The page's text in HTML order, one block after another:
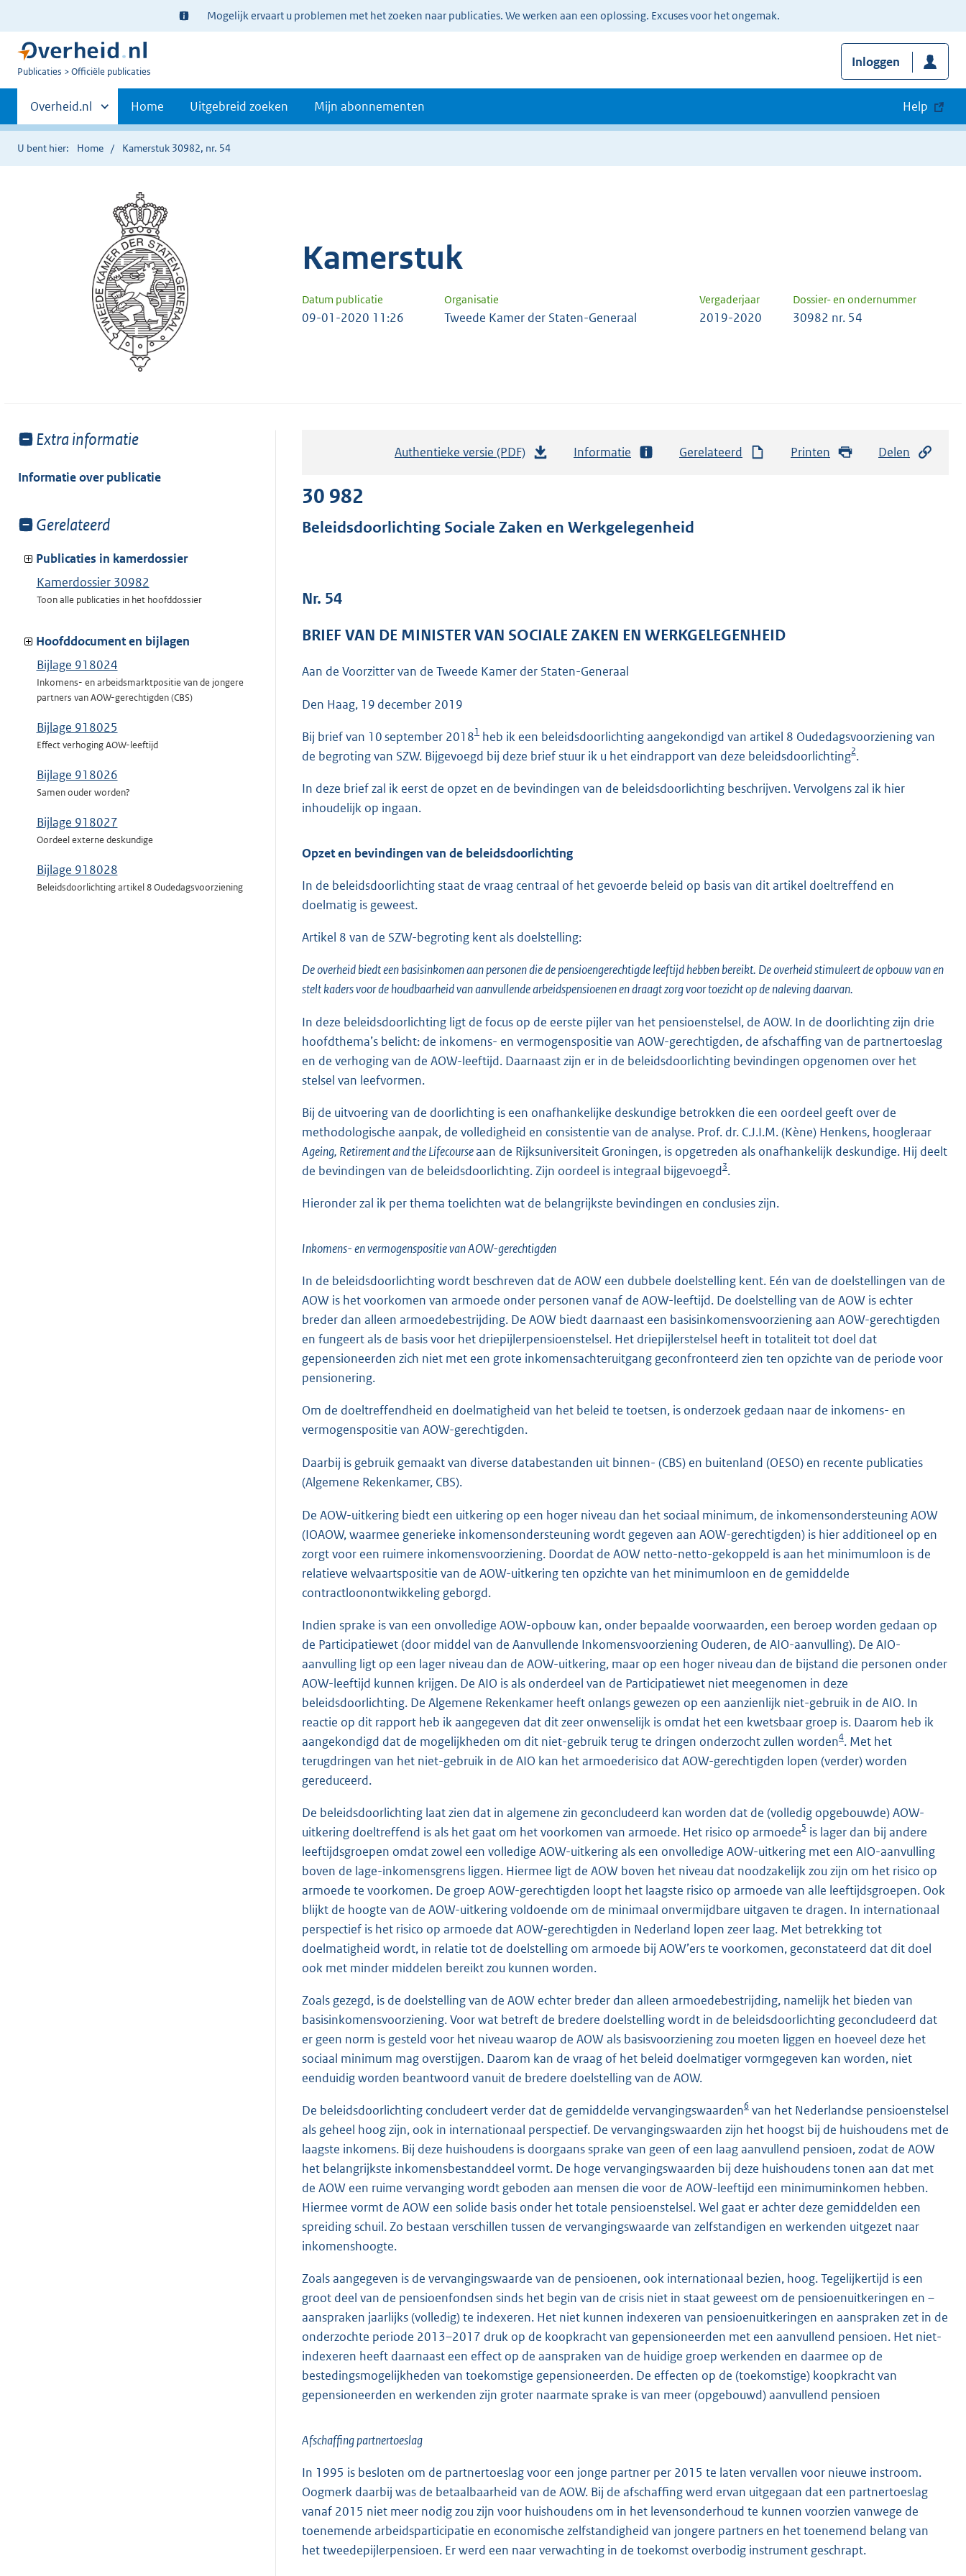
Ter
informatie:
Mogelijk ervaart u problemen met het zoeken naar publicaties. We werken aan een oplossing. Excuses voor het ongemak.
U
Publicaties Officiële publicaties
Inloggen
Primaire
navigatie
Andere
sites
binnen
Overheid.nl Home Uitgebreid zoeken Mijn abonnementen Help
U bent hier: Home Kamerstuk 30982, nr. 54
Kamerstuk
Datum publicatie Organisatie Vergaderjaar Dossier- en ondernummer
09-01-2020 11:26 Tweede Kamer der Staten-Generaal 2019-2020 30982 nr. 54
Toon
van:
Extra informatie
Informatie over publicatie
Toon
van:
Gerelateerd
Publicaties in kamerdossier
Kamerdossier 30982
Toon alle publicaties in het hoofddossier
Hoofddocument en bijlagen
Bijlage 918024
Inkomens- en arbeidsmarktpositie van de jongere
partners van AOW-gerechtigden (CBS)
Bijlage 918025
Effect verhoging AOW-leeftijd
Bijlage 918026
Samen ouder worden?
Bijlage 918027
Oordeel externe deskundige
Bijlage 918028
Beleidsdoorlichting artikel 8 Oudedagsvoorziening
Authentieke versie (PDF)
a
r
o
:
6
Informatie Gerelateerd Printen Delen
30 982
Beleidsdoorlichting Sociale Zaken en Werkgelegenheid
Nr. 54
BRIEF VAN DE MINISTER VAN SOCIALE ZAKEN EN WERKGELEGENHEID
Aan de Voorzitter van de Tweede Kamer der Staten-Generaal
Den Haag, 19 december 2019
Bij brief van 10 september 20181 heb ik een beleidsdoorlichting aangekondigd van artikel 8 Oudedagsvoorziening van
de begroting van SZW. Bijgevoegd bij deze brief stuur ik u het eindrapport van deze beleidsdoorlichting2.
In deze brief zal ik eerst de opzet en de bevindingen van de beleidsdoorlichting beschrijven. Vervolgens zal ik hier
inhoudelijk op ingaan.
Opzet en bevindingen van de beleidsdoorlichting
In de beleidsdoorlichting staat de vraag centraal of het gevoerde beleid op basis van dit artikel doeltreffend en
doelmatig is geweest.
Artikel 8 van de SZW-begroting kent als doelstelling:
De overheid biedt een basisinkomen aan personen die de pensioengerechtigde leeftijd hebben bereikt. De overheid stimuleert de opbouw van en
stelt kaders voor de houdbaarheid van aanvullende arbeidspensioenen en draagt zorg voor toezicht op de naleving daarvan.
In deze beleidsdoorlichting ligt de focus op de eerste pijler van het pensioenstelsel, de AOW. In de doorlichting zijn drie
hoofdthema’s belicht: de inkomens- en vermogenspositie van AOW-gerechtigden, de afschaffing van de partnertoeslag
en de verhoging van de AOW-leeftijd. Daarnaast zijn er in de beleidsdoorlichting bevindingen opgenomen over het
stelsel van leefvormen.
Bij de uitvoering van de doorlichting is een onafhankelijke deskundige betrokken die een oordeel geeft over de
methodologische aanpak, de volledigheid en consistentie van de analyse. Prof. dr. C.J.I.M. (Kène) Henkens, hoogleraar
Ageing, Retirement and the Lifecourseaan de Rijksuniversiteit Groningen, is opgetreden als onafhankelijk deskundige. Hij deelt
de bevindingen van de beleidsdoorlichting. Zijn oordeel is integraal bijgevoegd3.
Hieronder zal ik per thema toelichten wat de belangrijkste bevindingen en conclusies zijn.
Inkomens- en vermogenspositie van AOW-gerechtigden
In de beleidsdoorlichting wordt beschreven dat de AOW een dubbele doelstelling kent. Eén van de doelstellingen van de
AOW is het voorkomen van armoede onder personen vanaf de AOW-leeftijd. De doelstelling van de AOW is echter
breder dan alleen armoedebestrijding. De AOW biedt daarnaast een basisinkomensvoorziening aan AOW-gerechtigden
en fungeert als de basis voor het driepijlerpensioenstelsel. Het driepijlerstelsel heeft in totaliteit tot doel dat
gepensioneerden zich niet met een grote inkomensachteruitgang geconfronteerd zien ten opzichte van de periode voor
pensionering.
Om de doeltreffendheid en doelmatigheid van het beleid te toetsen, is onderzoek gedaan naar de inkomens- en
vermogenspositie van AOW-gerechtigden.
Daarbij is gebruik gemaakt van diverse databestanden uit binnen- (CBS) en buitenland (OESO) en recente publicaties
(Algemene Rekenkamer, CBS).
De AOW-uitkering biedt een uitkering op een hoger niveau dan het sociaal minimum, de inkomensondersteuning AOW
(IOAOW, waarmee generieke inkomensondersteuning wordt gegeven aan AOW-gerechtigden) is hier additioneel op en
zorgt voor een ruimere inkomensvoorziening. Doordat de AOW netto-netto-gekoppeld is aan het minimumloon is de
relatieve welvaartspositie van de AOW-uitkering ten opzichte van het minimumloon en de gemiddelde
contractloonontwikkeling geborgd.
Indien sprake is van een onvolledige AOW-opbouw kan, onder bepaalde voorwaarden, een beroep worden gedaan op
de Participatiewet (door middel van de Aanvullende Inkomensvoorziening Ouderen, de AIO-aanvulling). De AIO-
aanvulling ligt op een lager niveau dan de AOW-uitkering, maar op een hoger niveau dan de bijstand die personen onder
AOW-leeftijd kunnen krijgen. De AIO is als onderdeel van de Participatiewet niet meegenomen in deze
beleidsdoorlichting. De Algemene Rekenkamer heeft onlangs gewezen op een aanzienlijk niet-gebruik in de AIO. In
reactie op dit rapport heb ik aangegeven dat dit zeer onwenselijk is omdat het een kwetsbaar groep is. Daarom heb ik
aangekondigd dat de mogelijkheden om dit niet-gebruik terug te dringen onderzocht zullen worden4. Met het
terugdringen van het niet-gebruik in de AIO kan het armoederisico dat AOW-gerechtigden lopen (verder) worden
gereduceerd.
De beleidsdoorlichting laat zien dat in algemene zin geconcludeerd kan worden dat de (volledig opgebouwde) AOW-
uitkering doeltreffend is als het gaat om het voorkomen van armoede. Het risico op armoede5 is lager dan bij andere
leeftijdsgroepen omdat zowel een volledige AOW-uitkering als een onvolledige AOW-uitkering met een AIO-aanvulling
boven de lage-inkomensgrens liggen. Hiermee ligt de AOW boven het niveau dat noodzakelijk zou zijn om het risico op
armoede te voorkomen. De groep AOW-gerechtigden loopt het laagste risico op armoede van alle leeftijdsgroepen. Ook
blijkt de hoogte van de AOW-uitkering voldoende om de minimaal onvermijdbare uitgaven te dragen. In internationaal
perspectief is het risico op armoede dat AOW-gerechtigden in Nederland lopen zeer laag. Met betrekking tot
doelmatigheid wordt, in relatie tot de doelstelling om armoede bij AOW’ers te voorkomen, geconstateerd dat dit doel
ook met minder middelen bereikt zou kunnen worden.
Zoals gezegd, is de doelstelling van de AOW echter breder dan alleen armoedebestrijding, namelijk het bieden van
basisinkomensvoorziening. Voor wat betreft de bredere doelstelling wordt in de beleidsdoorlichting geconcludeerd dat
er geen norm is gesteld voor het niveau waarop de AOW als basisvoorziening zou moeten liggen en hoeveel deze het
sociaal minimum mag overstijgen. Daarom kan de vraag of het beleid doelmatiger vormgegeven kan worden, niet
eenduidig worden beantwoord vanuit de bredere doelstelling van de AOW.
De beleidsdoorlichting concludeert verder dat de gemiddelde vervangingswaarden6 van het Nederlandse pensioenstelsel
als geheel hoog zijn, ook in internationaal perspectief. De vervangingswaarden zijn het hoogst bij de huishoudens met de
laagste inkomens. Bij deze huishoudens is doorgaans sprake van geen of een laag aanvullend pensioen, zodat de AOW
het belangrijkste inkomensbestanddeel vormt. De hoge vervangingswaarden bij deze huishoudens tonen aan dat met
de AOW een ruime vervanging wordt geboden aan mensen die voor de AOW-leeftijd een minimuminkomen hebben.
Hiermee vormt de AOW een solide basis onder het totale pensioenstelsel. Wel gaat er achter deze gemiddelden een
spreiding schuil. Zo bestaan verschillen tussen de vervangingswaarde van zelfstandigen en werkenden uitgezet naar
inkomenshoogte.
Zoals aangegeven is de vervangingswaarde van de pensioenen, ook internationaal bezien, hoog. Tegelijkertijd is een
groot deel van de pensioenfondsen sinds het begin van de crisis niet in staat geweest om de pensioenuitkeringen en –
aanspraken jaarlijks (volledig) te indexeren. Het niet kunnen indexeren van pensioenuitkeringen en aanspraken zet in de
onderzochte periode 2013–2017 druk op de koopkracht van gepensioneerden met een aanvullend pensioen. Het niet-
indexeren heeft daarnaast een effect op de aanspraken van de huidige groep werkenden en daarmee op de
bestedingsmogelijkheden van toekomstige gepensioneerden. De effecten op de (toekomstige) koopkracht van
gepensioneerden en werkenden zijn groter naarmate sprake is van meer (opgebouwd) aanvullend pensioen
Afschaffing partnertoeslag
In 1995 is besloten om de partnertoeslag voor een jonge partner per 2015 te laten vervallen voor nieuwe instroom.
Oogmerk daarbij was de betaalbaarheid van de AOW. Bij de afschaffing werd ervan uitgegaan dat een partnertoeslag
vanaf 2015 niet meer nodig zou zijn voor huishoudens om in het levensonderhoud te kunnen voorzien vanwege de
toenemende arbeidsparticipatie en economische zelfstandigheid van jongere partners en het toenemend belang van
het tweedepijlerpensioen. Er werd een naar verwachting in de toekomst overbodig instrument geschrapt.